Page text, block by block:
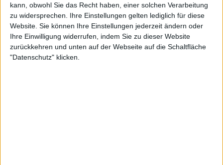
kann, obwohl Sie das Recht haben, einer solchen Verarbeitung
zu widersprechen. Ihre Einstellungen gelten lediglich für diese
Website. Sie können Ihre Einstellungen jederzeit ändern oder
Ihre Einwilligung widerrufen, indem Sie zu dieser Website
zurückkehren und unten auf der Webseite auf die Schaltfläche
"Datenschutz" klicken.